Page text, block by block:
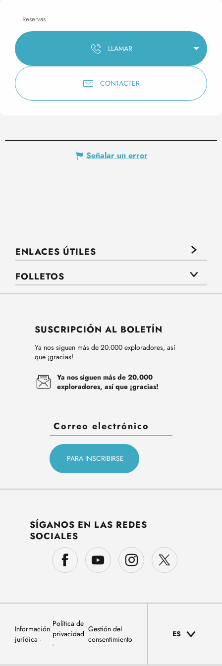
Reservas
LLAMAR
CONTACTER
Señalar un error
ENLACES ÚTILES
FOLLETOS
SUSCRIPCIÓN AL BOLETÍN
Ya nos siguen más de 20.000 exploradores, así
que ¡gracias!
Ya nos siguen más de 20.000
exploradores, así que ¡gracias!
SÍGANOS EN LAS REDES
SOCIALES
Información
jurídica
Política de
privacidad
Gestión del
consentimiento
ES